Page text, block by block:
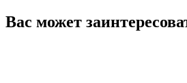
Вас может